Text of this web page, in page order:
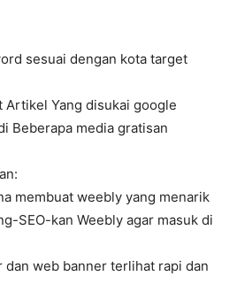
sesuai dengan kota target
Artikel Yang disukai google
Beberapa media gratisan
membuat weebly yang menarik
SEO-kan Weebly agar masuk di
dan web banner terlihat rapi dan